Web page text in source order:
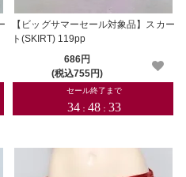
【ビッグサマーセール対象品】スカー
ト(SKIRT) 119pp
686円
(税込755円)